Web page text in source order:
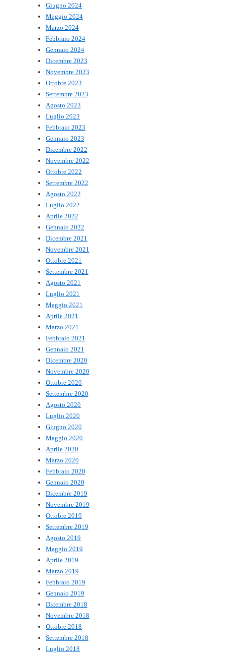
Giugno 2024
Maggio 2024
Marzo 2024
Febbraio 2024
Gennaio 2024
Dicembre 2023
Novembre 2023
Ottobre 2023
Settembre 2023
Agosto 2023
Luglio 2023
Febbraio 2023
Gennaio 2023
Dicembre 2022
Novembre 2022
Ottobre 2022
Settembre 2022
Agosto 2022
Luglio 2022
Aprile 2022
Gennaio 2022
Dicembre 2021
Novembre 2021
Ottobre 2021
Settembre 2021
Agosto 2021
Luglio 2021
Maggio 2021
Aprile 2021
Marzo 2021
Febbraio 2021
Gennaio 2021
Dicembre 2020
Novembre 2020
Ottobre 2020
Settembre 2020
Agosto 2020
Luglio 2020
Giugno 2020
Maggio 2020
Aprile 2020
Marzo 2020
Febbraio 2020
Gennaio 2020
Dicembre 2019
Novembre 2019
Ottobre 2019
Settembre 2019
Agosto 2019
Maggio 2019
Aprile 2019
Marzo 2019
Febbraio 2019
Gennaio 2019
Dicembre 2018
Novembre 2018
Ottobre 2018
Settembre 2018
Luglio 2018